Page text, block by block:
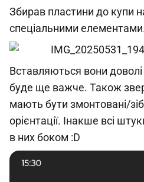
Збирав пластини до купи
спеціальними
Вставляються вони
буде ще важче. Також
мають бути змонтовані/
орієнтації. Інакше всі
в них боком :D